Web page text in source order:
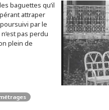
baguettes qu’il
attraper
par le
pas perdu
plein de